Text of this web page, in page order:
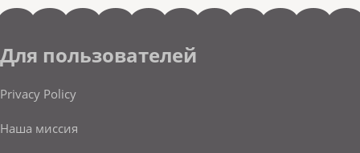
Для пользователей
Privacy Policy
Наша миссия